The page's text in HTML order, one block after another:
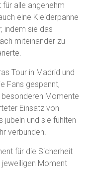
alle angenehm
eine Kleiderpanne
indem sie das
miteinander zu
Tour in Madrid und
Fans gespannt,
Momente
Einsatz von
jubeln und sie fühlten
verbunden.
für die Sicherheit
jeweiligen Moment